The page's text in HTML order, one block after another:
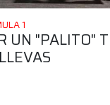
1
UN "PALITO"